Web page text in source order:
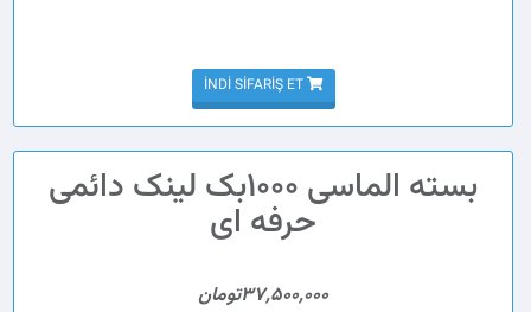
İNDI SIFARIŞ ET
بسته الماسی 1000بک لینک دائمی
حرفه ای
37,500,000تومان